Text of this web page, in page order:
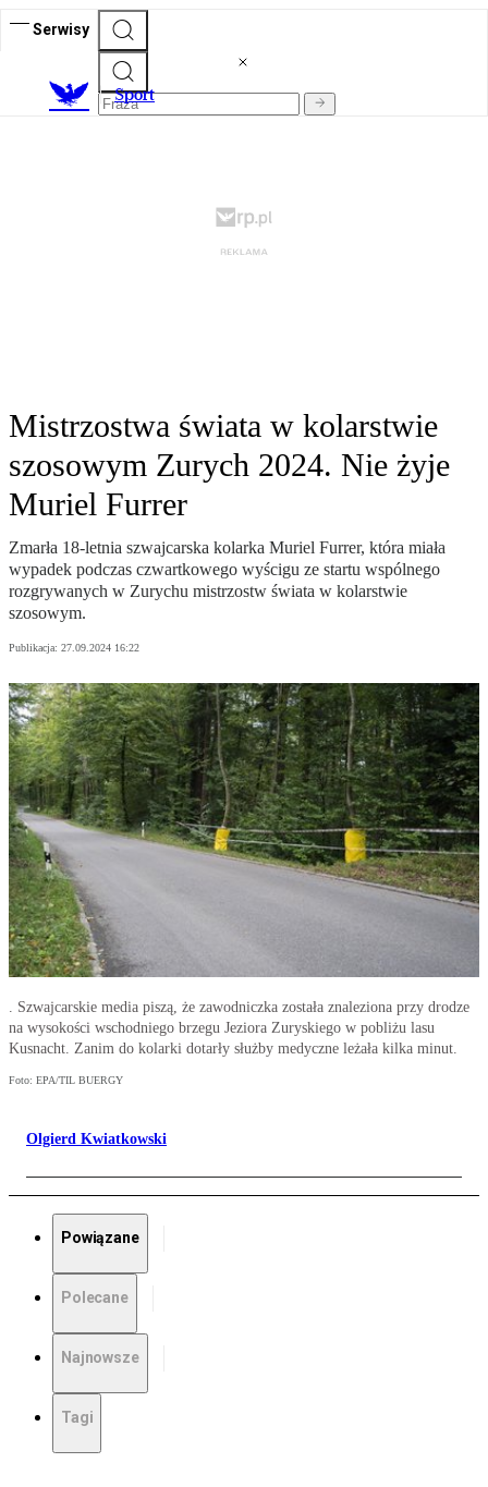
Serwisy
Sport
Mistrzostwa świata w kolarstwie
szosowym Zurych 2024. Nie żyje
Muriel Furrer
Zmarła 18-letnia szwajcarska kolarka Muriel Furrer, która miała
wypadek podczas czwartkowego wyścigu ze startu wspólnego
rozgrywanych w Zurychu mistrzostw świata w kolarstwie
szosowym.
Publikacja: 27.09.2024 16:22
. Szwajcarskie media piszą, że zawodniczka została znaleziona przy drodze
na wysokości wschodniego brzegu Jeziora Zuryskiego w pobliżu lasu
Kusnacht. Zanim do kolarki dotarły służby medyczne leżała kilka minut.
Foto: EPA/TIL BUERGY
Olgierd Kwiatkowski
Powiązane
Polecane
Najnowsze
Tagi